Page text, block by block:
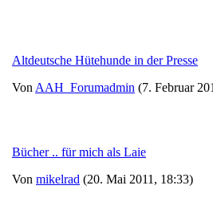
Altdeutsche Hütehunde in der Presse
Von AAH_Forumadmin (7. Februar
Bücher .. für mich als Laie
Von mikelrad (20. Mai 2011, 18:33)